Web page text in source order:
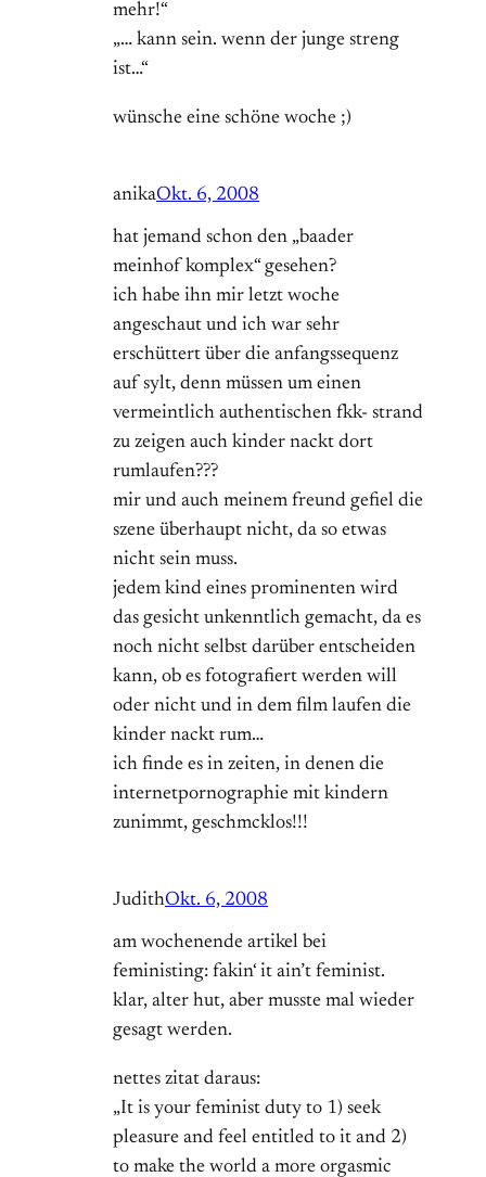
mehr!“
„… kann sein. wenn der junge streng
ist…“
wünsche eine schöne woche ;)
anikaOkt. 6, 2008
hat jemand schon den „baader
meinhof komplex“ gesehen?
ich habe ihn mir letzt woche
angeschaut und ich war sehr
erschüttert über die anfangssequenz
auf sylt, denn müssen um einen
vermeintlich authentischen fkk- strand
zu zeigen auch kinder nackt dort
rumlaufen???
mir und auch meinem freund gefiel die
szene überhaupt nicht, da so etwas
nicht sein muss.
jedem kind eines prominenten wird
das gesicht unkenntlich gemacht, da es
noch nicht selbst darüber entscheiden
kann, ob es fotografiert werden will
oder nicht und in dem film laufen die
kinder nackt rum…
ich finde es in zeiten, in denen die
internetpornographie mit kindern
zunimmt, geschmcklos!!!
JudithOkt. 6, 2008
am wochenende artikel bei
feministing: fakin‘ it ain’t feminist.
klar, alter hut, aber musste mal wieder
gesagt werden.
nettes zitat daraus:
„It is your feminist duty to 1) seek
pleasure and feel entitled to it and 2)
to make the world a more orgasmic